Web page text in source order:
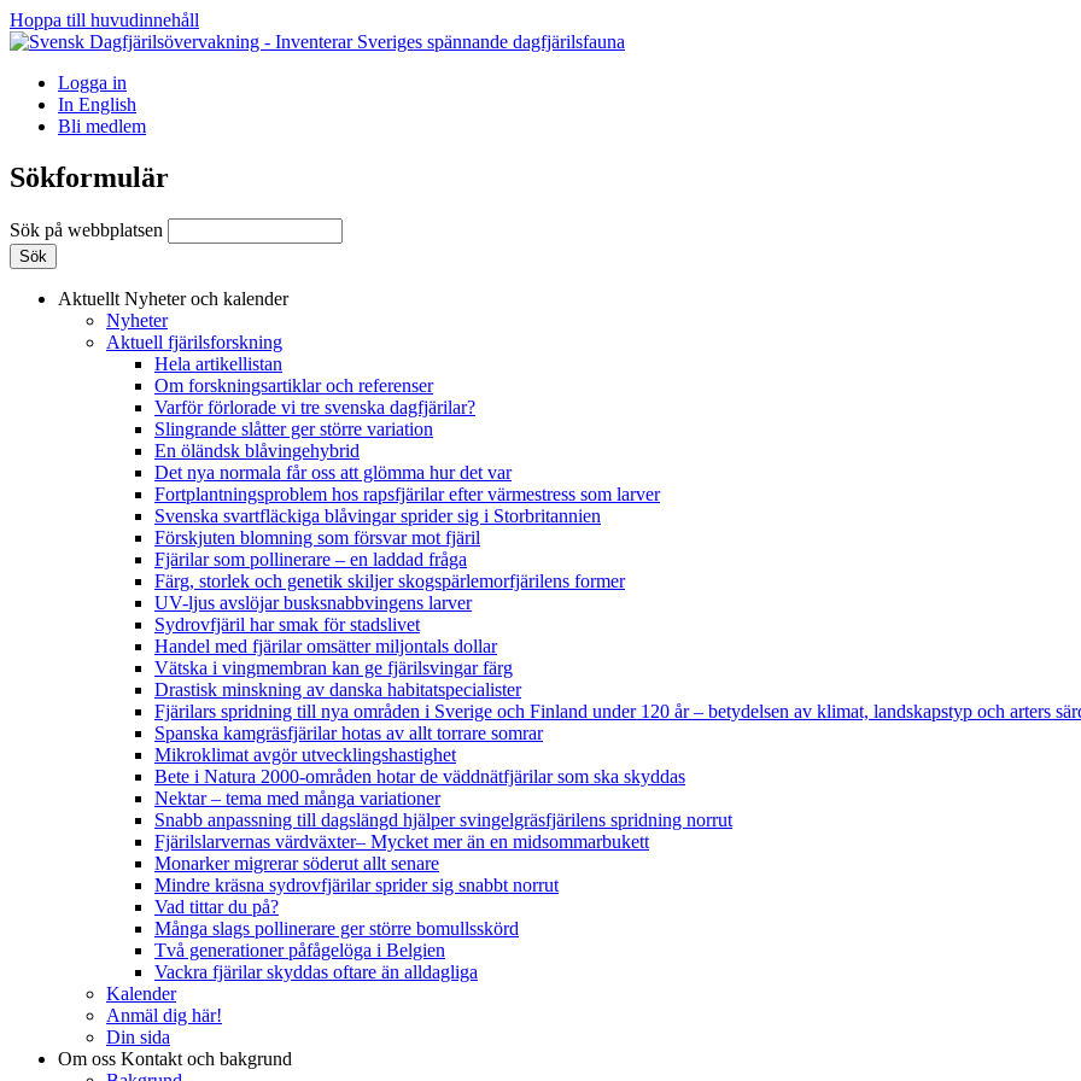
Hoppa till huvudinnehåll
Logga in
In English
Bli medlem
Sökformulär
Sök på webbplatsen
Aktuellt Nyheter och kalender
Nyheter
Aktuell fjärilsforskning
Hela artikellistan
Om forskningsartiklar och referenser
Varför förlorade vi tre svenska dagfjärilar?
Slingrande slåtter ger större variation
En öländsk blåvingehybrid
Det nya normala får oss att glömma hur det var
Fortplantningsproblem hos rapsfjärilar efter värmestress som larver
Svenska svartfläckiga blåvingar sprider sig i Storbritannien
Förskjuten blomning som försvar mot fjäril
Fjärilar som pollinerare – en laddad fråga
Färg, storlek och genetik skiljer skogspärlemorfjärilens former
UV-ljus avslöjar busksnabbvingens larver
Sydrovfjäril har smak för stadslivet
Handel med fjärilar omsätter miljontals dollar
Vätska i vingmembran kan ge fjärilsvingar färg
Drastisk minskning av danska habitatspecialister
Fjärilars spridning till nya områden i Sverige och Finland under 120 år– betydelsen av klimat, landskapstyp och arters
Spanska kamgräsfjärilar hotas av allt torrare somrar
Mikroklimat avgör utvecklingshastighet
Bete i Natura 2000-områden hotar de väddnätfjärilar som ska skyddas
Nektar – tema med många variationer
Snabb anpassning till dagslängd hjälper svingelgräsfjärilens spridning norrut
Fjärilslarvernas värdväxter– Mycket mer än en midsommarbukett
Monarker migrerar söderut allt senare
Mindre kräsna sydrovfjärilar sprider sig snabbt norrut
Vad tittar du på?
Många slags pollinerare ger större bomullsskörd
Två generationer påfågelöga i Belgien
Vackra fjärilar skyddas oftare än alldagliga
Kalender
Anmäl dig här!
Din sida
Om oss Kontakt och bakgrund